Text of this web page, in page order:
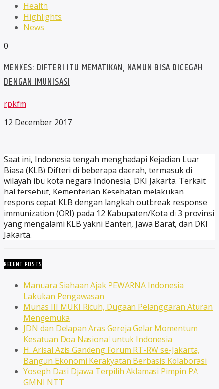
Health
Highlights
News
0
MENKES: DIFTERI ITU MEMATIKAN, NAMUN BISA DICEGAH
DENGAN IMUNISASI
rpkfm
12 December 2017
Saat ini, Indonesia tengah menghadapi Kejadian Luar
Biasa (KLB) Difteri di beberapa daerah, termasuk di
wilayah ibu kota negara Indonesia, DKI Jakarta. Terkait
hal tersebut, Kementerian Kesehatan melakukan
respons cepat KLB dengan langkah outbreak response
immunization (ORI) pada 12 Kabupaten/Kota di 3 provinsi
yang mengalami KLB yakni Banten, Jawa Barat, dan DKI
Jakarta.
RECENT POSTS
Manuara Siahaan Ajak PEWARNA Indonesia
Lakukan Pengawasan
Munas III MUKI Ricuh, Dugaan Pelanggaran Aturan
Mengemuka
JDN dan Delapan Aras Gereja Gelar Momentum
Kesatuan Doa Nasional untuk Indonesia
H. Arisal Azis Gandeng Forum RT-RW se-Jakarta,
Bangun Ekonomi Kerakyatan Berbasis Kolaborasi
Yoseph Dasi Djawa Terpilih Aklamasi Pimpin PA
GMNI NTT